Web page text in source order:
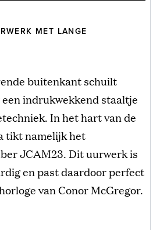
MET LANGE
buitenkant schuilt
indrukwekkend staaltje
In het hart van de
tikt namelijk het
JCAM23. Dit uurwerk is
en past daardoor perfect
van Conor McGregor.